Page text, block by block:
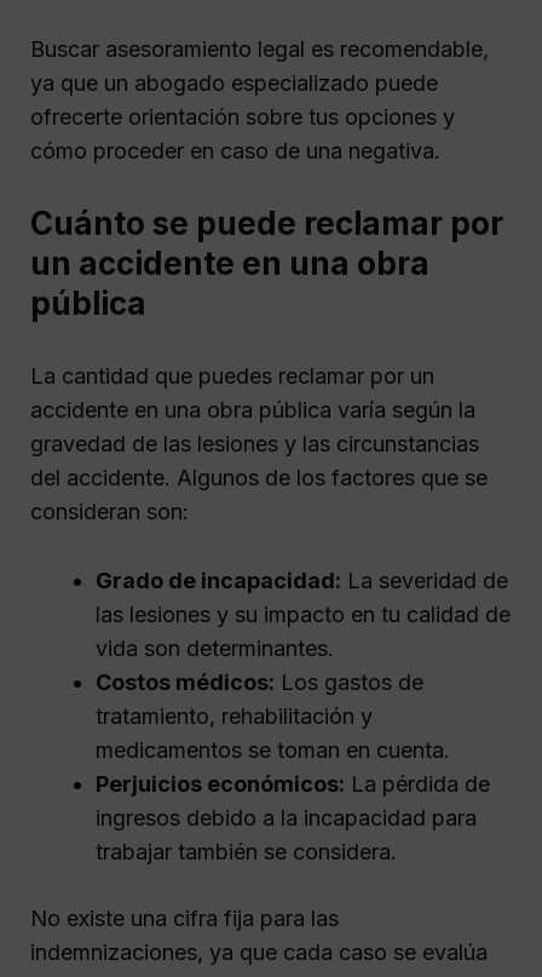
Buscar asesoramiento legal es recomendable,
ya que un abogado especializado puede
ofrecerte orientación sobre tus opciones y
cómo proceder en caso de una negativa.
Cuánto se puede reclamar por
un accidente en una obra
pública
La cantidad que puedes reclamar por un
accidente en una obra pública varía según la
gravedad de las lesiones y las circunstancias
del accidente. Algunos de los factores que se
consideran son:
Grado de incapacidad: La severidad de
las lesiones y su impacto en tu calidad de
vida son determinantes.
Costos médicos: Los gastos de
tratamiento, rehabilitación y
medicamentos se toman en cuenta.
Perjuicios económicos: La pérdida de
ingresos debido a la incapacidad para
trabajar también se considera.
No existe una cifra fija para las
indemnizaciones, ya que cada caso se evalúa